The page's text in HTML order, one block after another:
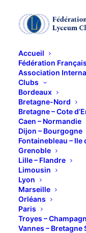
Accueil
Fédération
Association
Clubs
Bordeaux
Bretagne-Nord
Bretagne – Cote
Caen – Normandie
Dijon – Bourgogne
Fontainebleau – Ile
Grenoble
Lille – Flandre
Limousin
Lyon
Marseille
Orléans
Paris
Troyes –
Vannes – Bretagne